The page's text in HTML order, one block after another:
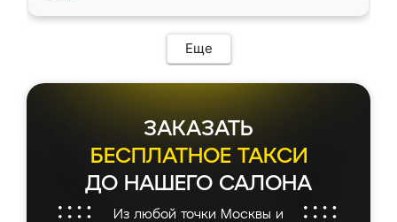
Еще
ЗАКАЗАТЬ
БЕСПЛАТНОЕ ТАКСИ
ДО НАШЕГО САЛОНА
Из любой точки Москвы и